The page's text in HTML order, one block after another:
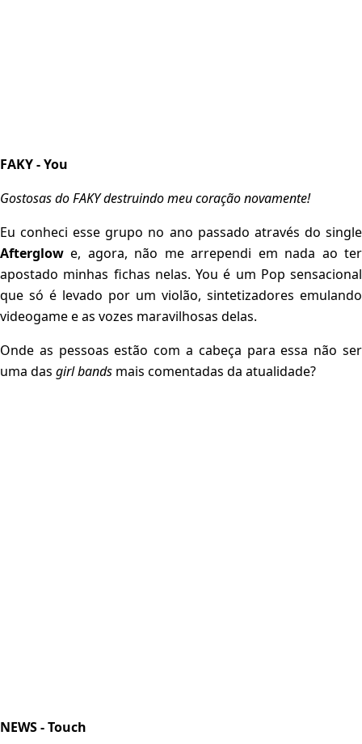
FAKY - You
Gostosas do FAKY destruindo meu coração novamente!
Eu conheci esse grupo no ano passado através do single
Afterglow e, agora, não me arrependi em nada ao ter
apostado minhas fichas nelas. You é um Pop sensacional
que só é levado por um violão, sintetizadores emulando
videogame e as vozes maravilhosas delas.
Onde as pessoas estão com a cabeça para essa não ser
uma das girl bands mais comentadas da atualidade?
NEWS - Touch